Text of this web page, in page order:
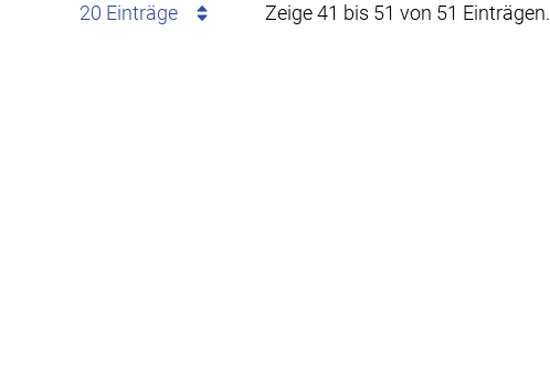
20 Einträge Zeige 41 bis 51 von 51 Einträgen.